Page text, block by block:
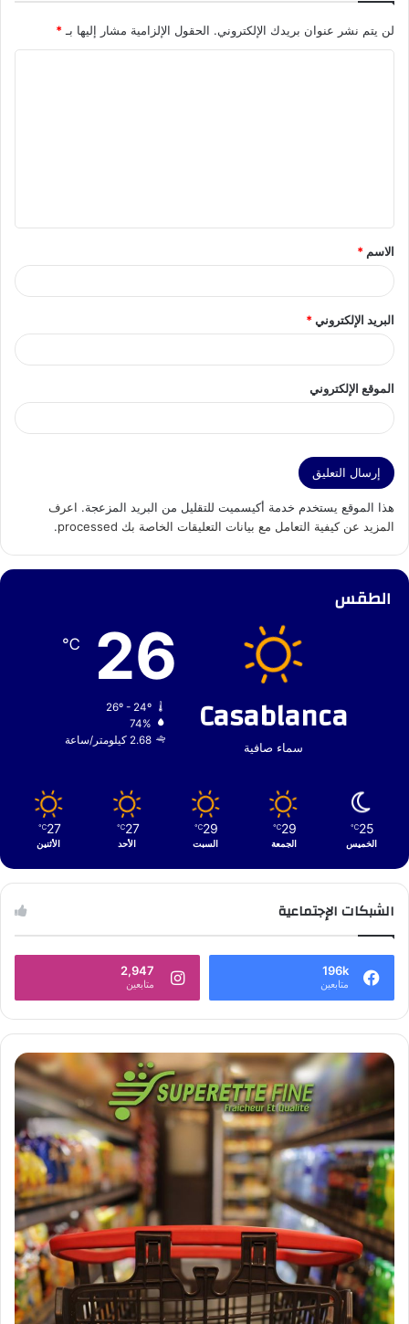
لن يتم نشر عنوان بريدك الإلكتروني. الحقول الإلزامية مشار إليها بـ*
ق
*
الاسم *
البريد الإلكتروني*
الموقع الإلكتروني
هذا الموقع يستخدم خدمة أكيسميت للتقليل من البريد المزعجة. اعرف
المزيد عن كيفية التعامل مع بيانات التعليقات الخاصة بك processed
.
الطقس
Casablanca
سماء صافية
26
℃
26º - 24º
74%
2.68 كيلومتر/ساعة
25
℃
الخميس
29
℃
الجمعة
29
℃
السبت
27
℃
الأحد
27
℃
الأثنين
الشبكات الإجتماعية
196k
متابعين
2,947
متابعين